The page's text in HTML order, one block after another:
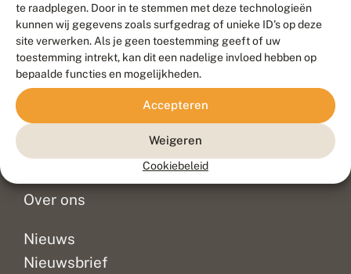
te raadplegen. Door in te stemmen met deze technologieën
kunnen wij gegevens zoals surfgedrag of unieke ID's op deze
site verwerken. Als je geen toestemming geeft of uw
toestemming intrekt, kan dit een nadelige invloed hebben op
bepaalde functies en mogelijkheden.
Accepteren
Weigeren
Cookiebeleid
Contact
Veelgestelde vragen
Doneer
Over ons
Nieuws
Nieuwsbrief
Meld waarnemingen© 2026 Vlinderstichting
Duurzaam ontwikkeld door
Go2People
, ontworpen door
Blue Field Agency
Privacy
Disclaimer
Sitemap